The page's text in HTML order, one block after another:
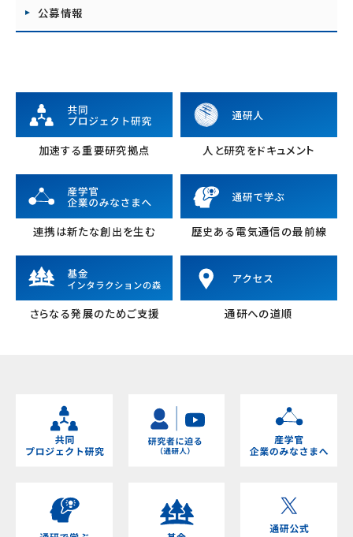
公募情報
加速する重要研究拠点 人と研究をドキュメント
連携は新たな創出を生む 歴史ある電気通信の最前線
さらなる発展のためご支援 通研への道順